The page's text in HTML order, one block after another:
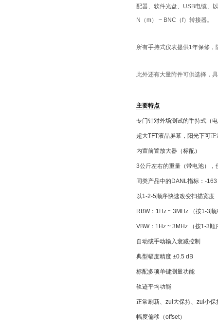
配器、软件光盘、USB电缆、
N（m） ~ BNC（f）转接器。
所有手持式仪表提供1年保修，
此外还有大量附件可供选择，
主要特点
专门针对外场测试的手持式（
超大TFT液晶屏幕，阳光下可
内置前置放大器（标配）
3公斤左右的重量（带电池），
同类产品中的DANL指标：-
以1-2-5顺序快速改变扫描宽度
RBW：1Hz ~ 3MHz （按1-3顺
VBW：1Hz ~ 3MHz （按1-3顺
自动或手动输入衰减控制
典型幅度精度 ±0.5 dB
标配多项单键测量功能
轨迹平均功能
正常刷新、zui大保持、zui小
幅度偏移（offset）